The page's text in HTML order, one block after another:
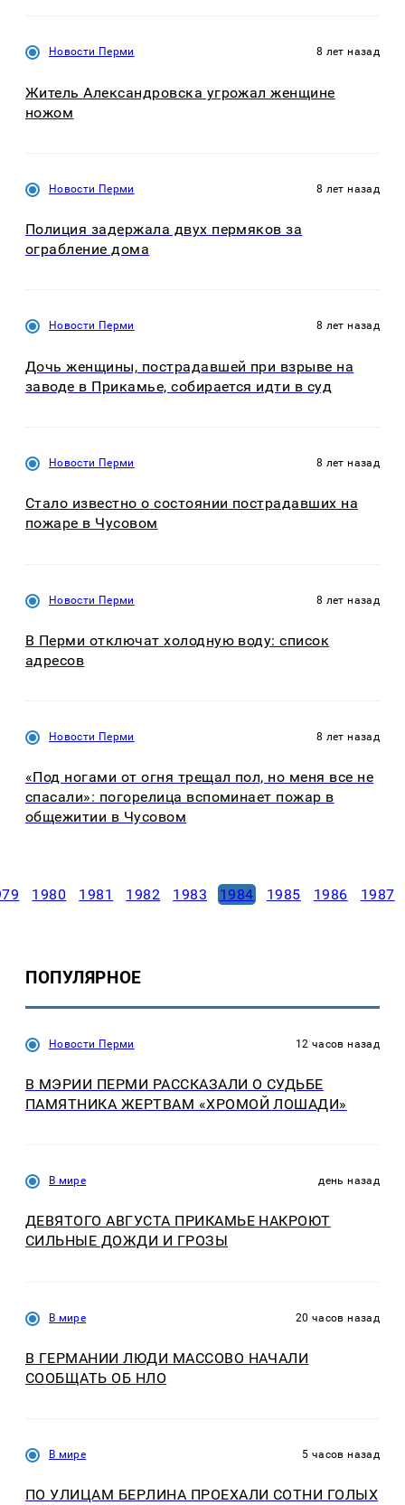
Новости Перми 8 лет назад
Житель Александровска угрожал женщине
ножом
Новости Перми 8 лет назад
Полиция задержала двух пермяков за
ограбление дома
Новости Перми 8 лет назад
Дочь женщины, пострадавшей при взрыве на
заводе в Прикамье, собирается идти в суд
Новости Перми 8 лет назад
Стало известно о состоянии пострадавших на
пожаре в Чусовом
Новости Перми 8 лет назад
В Перми отключат холодную воду: список
адресов
Новости Перми 8 лет назад
«Под ногами от огня трещал пол, но меня все не
спасали»: погорелица вспоминает пожар в
общежитии в Чусовом
1980 1981 1982 1983 1984 1985 1986 1987
ПОПУЛЯРНОЕ
Новости Перми 12 часов назад
В МЭРИИ ПЕРМИ РАССКАЗАЛИ О СУДЬБЕ
ПАМЯТНИКА ЖЕРТВАМ «ХРОМОЙ ЛОШАДИ»
В мире день назад
ДЕВЯТОГО АВГУСТА ПРИКАМЬЕ НАКРОЮТ
СИЛЬНЫЕ ДОЖДИ И ГРОЗЫ
В мире 20 часов назад
В ГЕРМАНИИ ЛЮДИ МАССОВО НАЧАЛИ
СООБЩАТЬ ОБ НЛО
В мире 5 часов назад
ПО УЛИЦАМ БЕРЛИНА ПРОЕХАЛИ СОТНИ ГОЛЫХ